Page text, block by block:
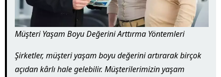
Müşteri Yaşam Boyu Değerini Arttırma Yöntemleri
Şirketler, müşteri yaşam boyu değerini artırarak birçok
açıdan kârlı hale gelebilir. Müşterilerimizin yaşam